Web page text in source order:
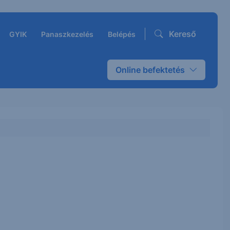
GYIK Panaszkezelés Belépés Kereső
Online befektetés